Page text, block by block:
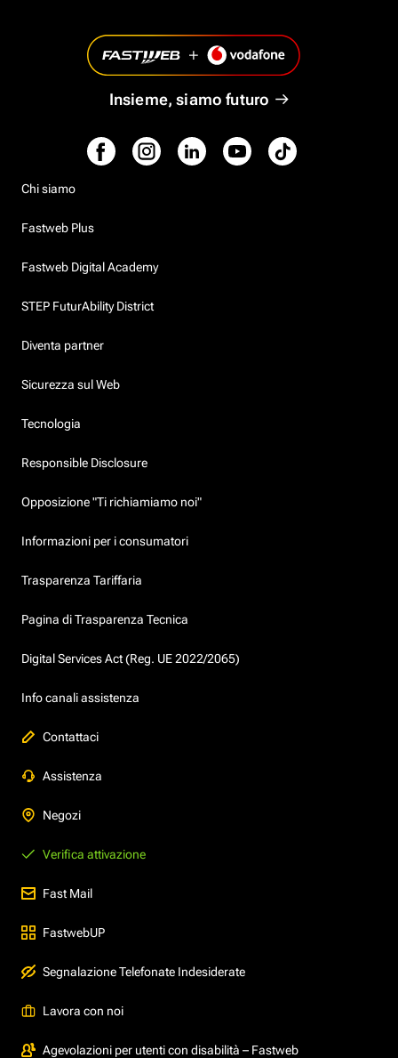
Insieme, siamo futuro
Chi siamo
Fastweb Plus
Fastweb Digital Academy
STEP FuturAbility District
Diventa partner
Sicurezza sul Web
Tecnologia
Responsible Disclosure
Opposizione "Ti richiamiamo noi"
Informazioni per i consumatori
Trasparenza Tariffaria
Pagina di Trasparenza Tecnica
Digital Services Act (Reg. UE 2022/2065)
Info canali assistenza
Contattaci
Assistenza
Negozi
Verifica attivazione
Fast Mail
FastwebUP
Segnalazione Telefonate Indesiderate
Lavora con noi
Agevolazioni per utenti con disabilità – Fastweb